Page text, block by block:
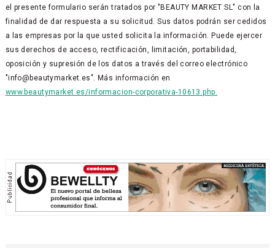
el presente formulario serán tratados por "BEAUTY MARKET SL" con la
finalidad de dar respuesta a su solicitud. Sus datos podrán ser cedidos
a las empresas por la que usted solicita la información. Puede ejercer
sus derechos de acceso, rectificación, limitación, portabilidad,
oposición y supresión de los datos a través del correo electrónico
"info@beautymarket.es". Más información en
www.beautymarket.es/informacion-corporativa-10613.php.